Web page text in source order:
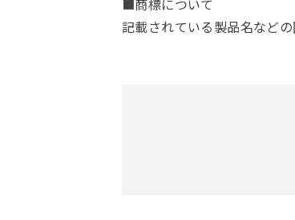
■商標について
記載されている製品名など